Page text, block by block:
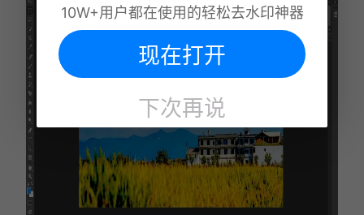
10W+用户都在使用的轻松去水印神器
现在打开
下次再说